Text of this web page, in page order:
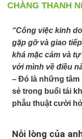
CHÀNG THANH
“Công việc kinh
gặp gỡ và giao
khá mặc cảm và
với mình về điều
– Đó là những tâm
sẻ trong buổi tái
phẫu thuật cười
Nỗi lòng của